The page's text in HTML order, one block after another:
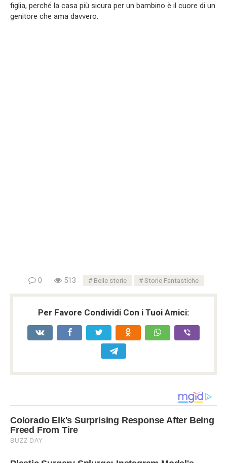
figlia, perché la casa più sicura per un bambino è il cuore di un
genitore che ama davvero.
0 513 Belle storie Storie Fantastiche
Per Favore Condividi Con i Tuoi Amici: